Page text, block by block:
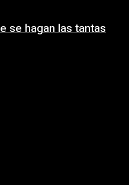
se hagan las tantas